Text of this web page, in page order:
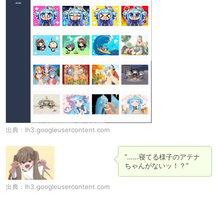
出典： lh3.googleusercontent.com
出典： lh3.googleusercontent.com
”……寝てる様子のアテナ
ちゃんがないッ！？”